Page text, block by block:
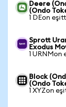
Deere
(Ondo
1 DEon
Sprott
Exodus
1 URNMon
Block
(Ondo
1 XYZon